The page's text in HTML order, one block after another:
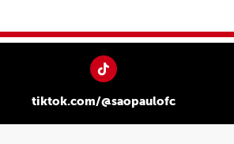
tiktok.com/@saopaulofc